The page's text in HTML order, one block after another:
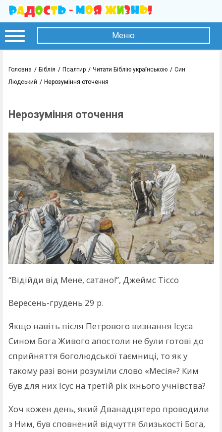
Меню
Головна Біблія Псалтир Читати Біблію українською
Син
Людський
Нерозуміння оточення
Нерозуміння оточення
“Відійди від Мене, сатано!”, Джеймс Тіссо
Вересень-грудень 29 р.
Якщо навіть після Петрового визнання Ісуса
Сином Бога Живого апостоли не були готові до
сприйняття боголюдської таємниці, то як у
такому разі вони розуміли слово «Месія»? Ким
був для них Ісус на третій рік їхнього учнівства?
Хоч кожен день, який Дванадцятеро проводили
з Ним, був сповнений відчуття близькості Бога,